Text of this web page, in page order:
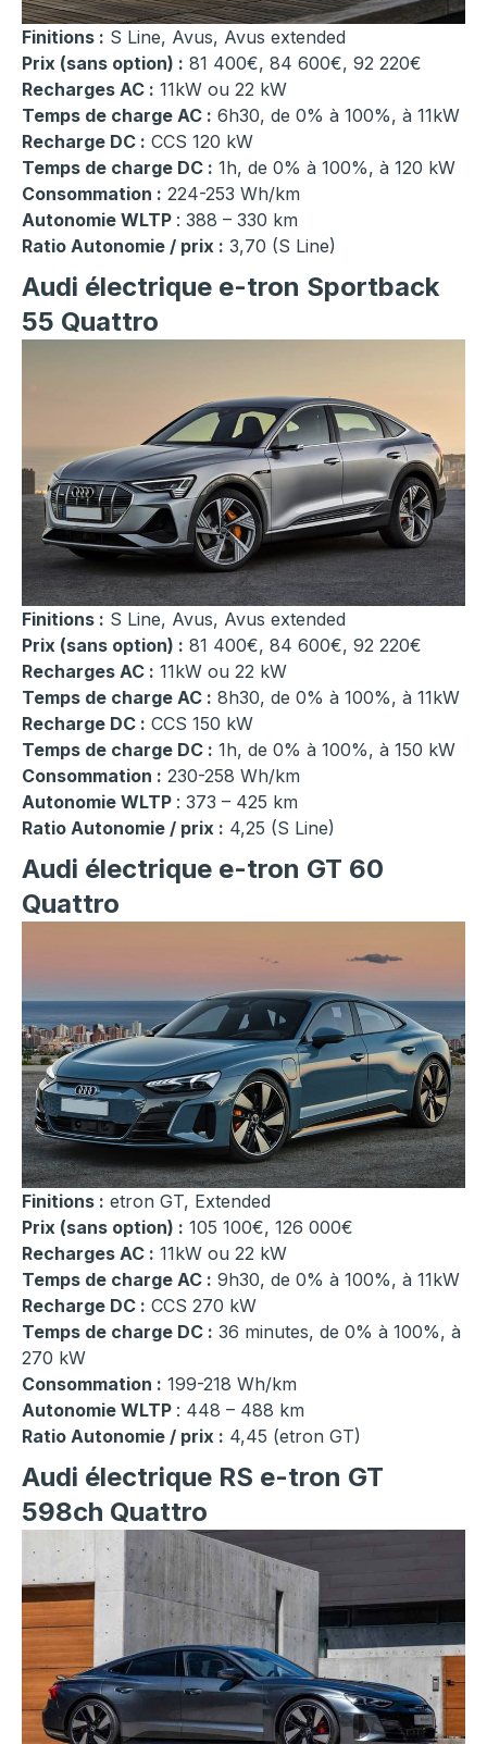
Finitions : S Line, Avus, Avus extended
Prix (sans option) : 81 400€, 84 600€, 92 220€
Recharges AC : 11kW ou 22 kW
Temps de charge AC : 6h30, de 0% à 100%, à 11kW
Recharge DC : CCS 120 kW
Temps de charge DC : 1h, de 0% à 100%, à 120 kW
Consommation : 224-253 Wh/km
Autonomie WLTP : 388 – 330 km
Ratio Autonomie / prix : 3,70 (S Line)
Audi électrique e-tron Sportback
55 Quattro
Finitions : S Line, Avus, Avus extended
Prix (sans option) : 81 400€, 84 600€, 92 220€
Recharges AC : 11kW ou 22 kW
Temps de charge AC : 8h30, de 0% à 100%, à 11kW
Recharge DC : CCS 150 kW
Temps de charge DC : 1h, de 0% à 100%, à 150 kW
Consommation : 230-258 Wh/km
Autonomie WLTP : 373 – 425 km
Ratio Autonomie / prix : 4,25 (S Line)
Audi électrique e-tron GT 60
Quattro
Finitions : etron GT, Extended
Prix (sans option) : 105 100€, 126 000€
Recharges AC : 11kW ou 22 kW
Temps de charge AC : 9h30, de 0% à 100%, à 11kW
Recharge DC : CCS 270 kW
Temps de charge DC : 36 minutes, de 0% à 100%, à
270 kW
Consommation : 199-218 Wh/km
Autonomie WLTP : 448 – 488 km
Ratio Autonomie / prix : 4,45 (etron GT)
Audi électrique RS e-tron GT
598ch Quattro